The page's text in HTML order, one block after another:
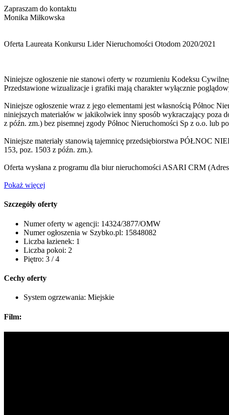
Zapraszam do kontaktu
Monika Miłkowska
Oferta Laureata Konkursu Lider Nieruchomości Otodom 2020/2021
Niniejsze ogłoszenie nie stanowi oferty w rozumieniu Kodeksu
Przedstawione wizualizacje i grafiki mają charakter wyłącznie
Niniejsze ogłoszenie wraz z jego elementami jest własnością Północ
niniejszych materiałów w jakikolwiek inny sposób wykraczający poza
z późn. zm.) bez pisemnej zgody Północ Nieruchomości Sp z o.o. lub
Niniejsze materiały stanowią tajemnicę przedsiębiorstwa PÓŁNOC
153, poz. 1503 z późn. zm.).
Oferta wysłana z programu dla biur nieruchomości ASARI CRM (
Pokaż więcej
Szczegóły oferty
Numer oferty w agencji: 14324/3877/OMW
Numer ogłoszenia w Szybko.pl: 15848082
Liczba łazienek: 1
Liczba pokoi: 2
Piętro: 3 / 4
Cechy oferty
System ogrzewania: Miejskie
Film: